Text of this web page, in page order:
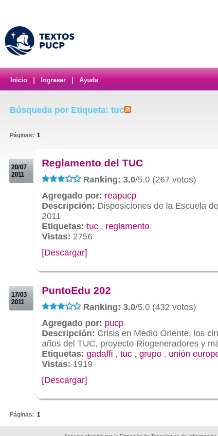
Inicio Ingresar Ayuda
Búsqueda por Etiqueta: tuc
Páginas: 1
20/07
2011
Reglamento del TUC
Ranking: 3.0/5.0 (267 votos)
Agregado por: reapucp
Descripción: Disposiciones de la Escuela
2011
Etiquetas: tuc , reglamento
Vistas: 2756
[Descargar]
17/03
2011
PuntoEdu 202
Ranking: 3.0/5.0 (432 votos)
Agregado por: pucp
Descripción: Crisis en Medio Oriente, los
años del TUC, proyecto Riogeneradores y
Etiquetas: gadaffi , tuc , grupo , unión
Vistas: 1919
[Descargar]
Páginas: 1